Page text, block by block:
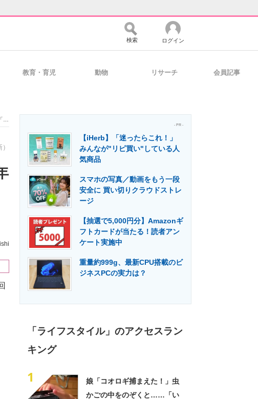
ーダーのコミュニティ マーケ×ITの今がよく分かる
のIT導入・活用を支援
ルギーの専門メディア 建設×テクノロジーの最前線
検索 ログイン
教育・育児 動物 リサーチ 会員記事
- PR -
【iHerb】「迷ったらこれ！」
みんなが"リピ買い"している人
気商品
スマホの写真／動画をもう一段
安全に 買い切りクラウドストレ
ージ
【抽選で5,000円分】Amazonギ
フトカードが当たる！読者アン
ケート実施中
重量約999g、最新CPU搭載のビ
ジネスPCの実力は？
「ライフスタイル」のアクセスラン
キング
1
娘「コオロギ捕まえた！」虫
かごの中をのぞくと……「い